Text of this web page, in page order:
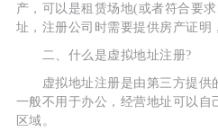
产，可以是租赁场地(或者符合要
址，注册公司时需要提供房产证明
二、什么是虚拟地址注册?
虚拟地址注册是由第三方提供
一般不用于办公，经营地址可以自
区域。